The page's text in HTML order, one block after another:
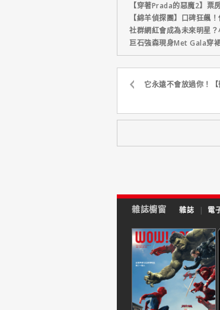
【穿著Prada的惡魔2】票
【綿羊偵探團】口碑狂飆
社群網紅會成為未來明星？
巨石強森現身Met Gala穿
它永遠不會放過你！
雜誌櫥窗 雜誌 | 電